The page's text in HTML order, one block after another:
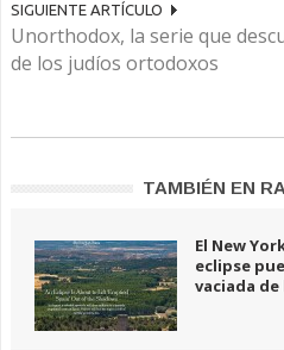
SIGUIENTE ARTÍCULO
Unorthodox, la serie que
de los judíos ortodoxos
TAMBIÉN EN
El New
eclipse
vaciada de